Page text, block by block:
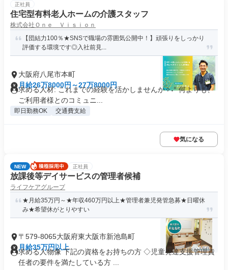
正社員
住宅型有料老人ホームの介護スタッフ
株式会社Ｏｎｅ Ｖｉｓｉｏｎ
【団結力100％★SNSで職場の雰囲気公開中！】頑張りをしっかり
評価する環境です◎入社前見...
大阪府八尾市本町
月給26万8000円～27万8000円
求める人材: これまでの経験を活かしませんか✧˖° 何よりも、
ご利用者様とのコミュニ...
即日勤務OK 交通費支給
気になる
NEW 正社員
放課後等デイサービスの管理者候補
ライフケアグループ
★月給35万円～★年収460万円以上★管理者兼児発管急募★日曜休
み★希望休がとりやすい
〒579-8065大阪府東大阪市新池島町
月給35万円以上
求める人物像 下記の資格をお持ちの方 ◇児童発達支援管理責
任者の要件を満たしている方 ...